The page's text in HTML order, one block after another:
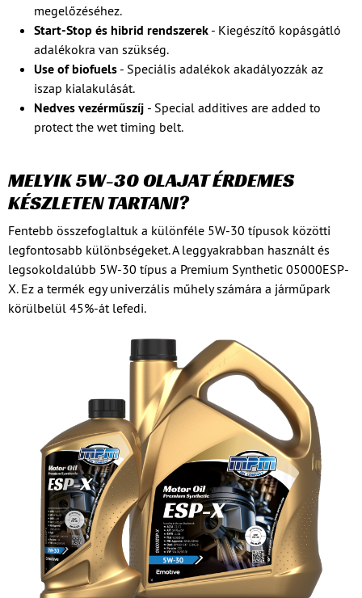
megelőzéséhez.
Start-Stop és hibrid rendszerek - Kiegészítő kopásgátló
adalékokra van szükség.
Use of biofuels - Speciális adalékok akadályozzák az
iszap kialakulását.
Nedves vezérműszíj - Special additives are added to
protect the wet timing belt.
MELYIK 5W-30 OLAJAT ÉRDEMES
KÉSZLETEN TARTANI?
Fentebb összefoglaltuk a különféle 5W-30 típusok közötti
legfontosabb különbségeket. A leggyakrabban használt és
legsokoldalúbb 5W-30 típus a Premium Synthetic 05000ESP-
X. Ez a termék egy univerzális műhely számára a járműpark
körülbelül 45%-át lefedi.